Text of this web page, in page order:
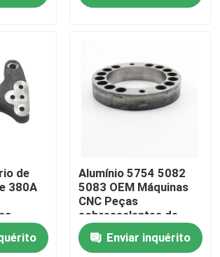
à máquina do CNC
por injeção
de chapas metálicas
de chapas metálicas
de
380A
disco
Alumínio 5754 5082
5083 OEM Máquinas
CNC Peças
sobressalentes de
automóveis
Enviar inquérito